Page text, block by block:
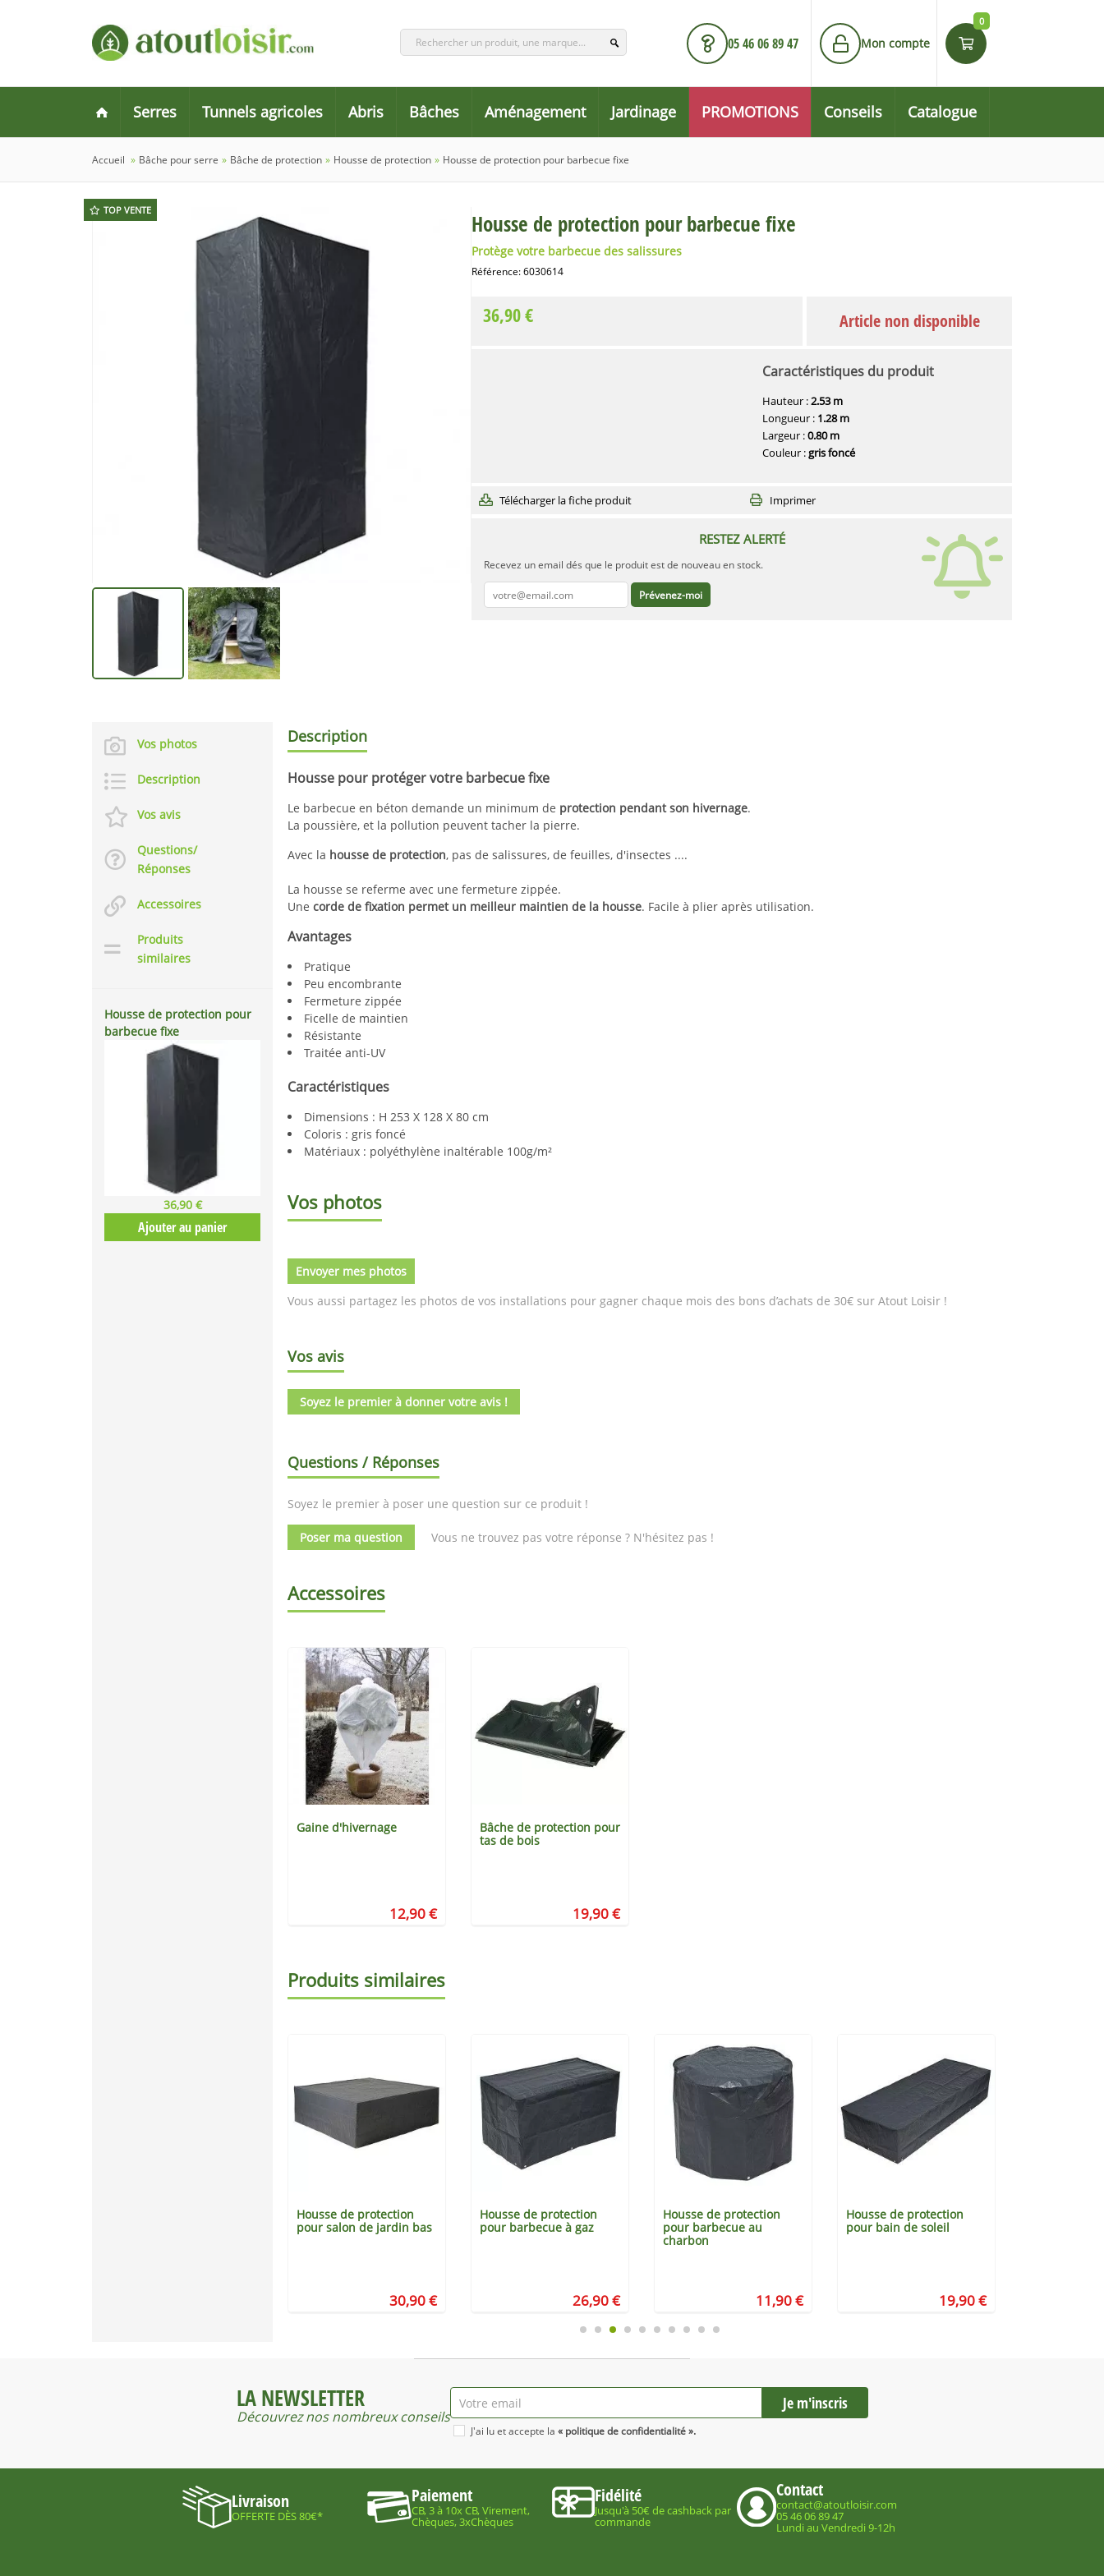
0
Mon compte
05 46 06 89 47
Serres Tunnels agricoles Abris Bâches Aménagement Jardinage PROMOTIONS Conseils Catalogue
Accueil » Bâche pour serre » Bâche de protection » Housse de protection » Housse de protection pour barbecue fixe
TOP VENTE Housse de protection pour barbecue fixe
Protège votre barbecue des salissures
Référence:6030614
Article non disponible
36,90 €
Caractéristiques du produit
Hauteur :2.53 m
Longueur : 1.28 m
Largeur :0.80 m
Couleur :gris foncé
Télécharger la fiche produit Imprimer
RESTEZ ALERTÉ
Recevez un email dés que le produit est de nouveau en stock.
Prévenez-moi
Vos photos
Description
Vos avis
Questions/
Réponses
Accessoires
Produits
similaires
Housse de protection pour
barbecue fixe
36,90 €
Ajouter au panier
Description
Housse pour protéger votre barbecue fixe
Le barbecue en béton demande un minimum de protection pendant son hivernage.
La poussière, et la pollution peuvent tacher la pierre.
Avec la housse de protection, pas de salissures, de feuilles, d'insectes ....
La housse se referme avec une fermeture zippée.
Une corde de fixation permet un meilleur maintien de la housse. Facile à plier après utilisation.
Avantages
Pratique
Peu encombrante
Fermeture zippée
Ficelle de maintien
Résistante
Traitée anti-UV
Caractéristiques
Dimensions : H 253 X 128 X 80 cm
Coloris : gris foncé
Matériaux : polyéthylène inaltérable 100g/m²
Vos photos
Envoyer mes photos
Vous aussi partagez les photos de vos installations pour gagner chaque mois des bons d’achats de 30€ sur Atout Loisir !
Vos avis
Soyez le premier à donner votre avis !
Questions / Réponses
Soyez le premier à poser une question sur ce produit !
Poser ma question Vous ne trouvez pas votre réponse ? N'hésitez pas !
Accessoires
Gaine d'hivernage
12,90 €
Bâche de protection pour
tas de bois
19,90 €
Produits similaires
Housse de protection
pour salon de jardin bas
30,90 €
Housse de protection
pour barbecue à gaz
26,90 €
Housse de protection
pour barbecue au
charbon
11,90 €
Housse de protection
pour bain de soleil
19,90 €
LA NEWSLETTER
Découvrez nos nombreux conseils
J'ai lu et accepte la « politique de confidentialité ».
Livraison
OFFERTE DÈS 80€*
Paiement
CB, 3 à 10x CB, Virement,
Chèques, 3xChèques
Fidélité
Jusqu'à 50€ de cashback par
commande
Contact
contact@atoutloisir.com
05 46 06 89 47
Lundi au Vendredi 9-12h